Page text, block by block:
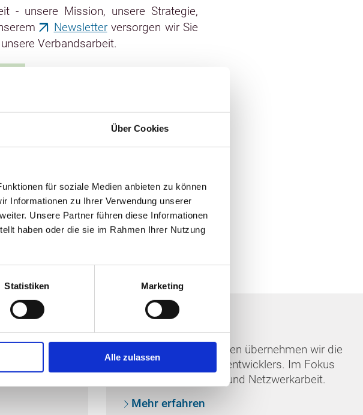
Über Cookies
für soziale Medien anbieten zu können
Informationen zu Ihrer Verwendung unserer
Unsere Partner führen diese Informationen
haben oder die sie im Rahmen Ihrer Nutzung
Statistiken Marketing
Alle zulassen
- unsere Mission, unsere Strategie,
Newsletterversorgen wir Sie
Verbandsarbeit.
Netzwerk
Seit mehr als 30 Jahren übernehmen wir die
Rolle des Tourismusentwicklers. Im Fokus
stehen die Gremien- und Netzwerkarbeit.
Mehr erfahren